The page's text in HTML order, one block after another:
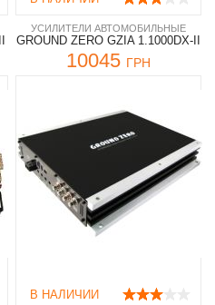
УСИЛИТЕЛИ АВТОМОБИЛЬНЫЕ
GROUND ZERO GZIA 1.1000DX-II
10045 ГРН
В НАЛИЧИИ